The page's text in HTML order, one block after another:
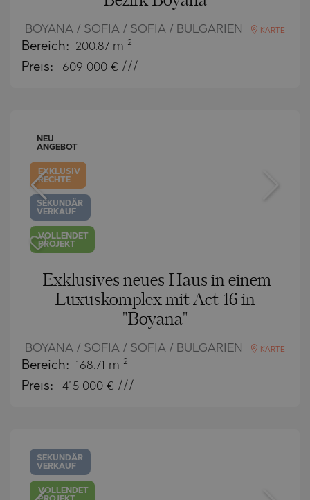
BOYANA / SOFIA / SOFIA / BULGARIEN KARTE
Bereich: 200.87 m 2
Preis: 609 000 € ///
NEU
ANGEBOT
EXKLUSIV
RECHTE
SEKUNDÄR
VERKAUF
VOLLENDET
PROJEKT
Exklusives neues Haus in einem
Luxuskomplex mit Act 16 in
"Boyana"
BOYANA / SOFIA / SOFIA / BULGARIEN KARTE
Bereich: 168.71 m 2
Preis: 415 000 € ///
SEKUNDÄR
VERKAUF
VOLLENDET